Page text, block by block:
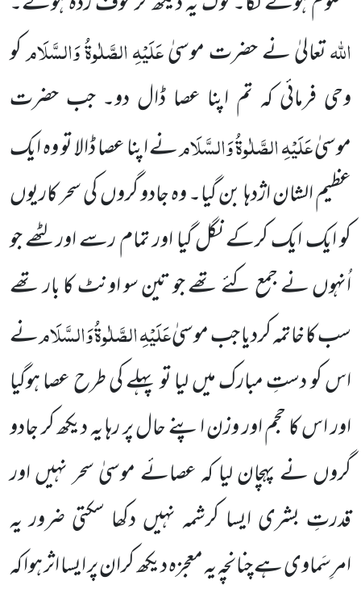
اللہتعالیٰ نے حضرت موسیٰعَلَیْہِ الصَّلٰوۃُ وَالسَّلَامکو
وحی فرمائی کہ تم اپنا عصا ڈال دو۔ جب حضرت
موسیٰعَلَیْہِ الصَّلٰوۃُ وَالسَّلَامنے اپنا عصا ڈالا تو وہ ایک
عظیم الشان اژدہا بن گیا۔ وہ جادو گروں کی سحر کاریوں
کو ایک ایک کرکے نگل گیا اور تمام رسے اور لٹھےجو
اُنہوں نے جمع کئے تھے جو تین سو اونٹ کا بار تھے
سب کا خاتمہ کردیا جب موسیٰعَلَیْہِ الصَّلٰوۃُ وَالسَّلَامنے
اس کو دستِ مبارکمیں لیا تو پہلے کی طرح عصا ہوگیا
اور اس کا حجم اور وزن اپنے حال پر رہا یہ دیکھ کر جادو
گروں نے پہچان لیا کہ عصائے موسیٰ سحر نہیں اور
قدرتِ بشری ایسا کرشمہ نہیں دکھا سکتی ضرور یہ
امرِسَماوی ہے چنانچہ یہ معجزہ دیکھ کران پر ایسا اثر ہوا کہ